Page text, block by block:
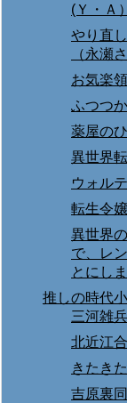
(Ｙ・Ａ）
やり直
（永瀬
お気楽
ふつつ
薬屋の
異世界
ウォル
転生令
異世界
で、レ
とにし
推しの時代
三河雑
北近江
きたき
吉原裏